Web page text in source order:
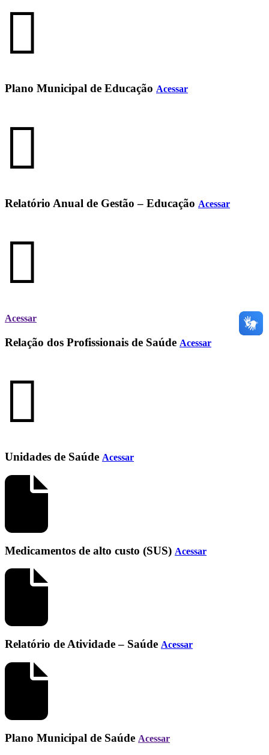
Plano Municipal de Educação Acessar
Relatório Anual de Gestão – Educação Acessar
Acessar
Relação dos Profissionais de Saúde Acessar
Unidades de Saúde Acessar
Medicamentos de alto custo (SUS) Acessar
Relatório de Atividade – Saúde Acessar
Plano Municipal de Saúde Acessar